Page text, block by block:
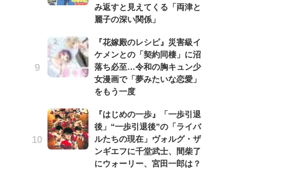
み返すと見えてくる「両津と
麗子の深い関係」
『花嫁殿のレシピ』災害級イ
ケメンとの「契約同棲」に沼
落ち必至…令和の胸キュン少
女漫画で「夢みたいな恋愛」
をもう一度
『はじめの一歩』「一歩引退
後」“一歩引退後”の「ライバ
ルたちの現在」ヴォルグ・ザ
ンギエフに千堂武士、間柴了
にウォーリー、宮田一郎は？